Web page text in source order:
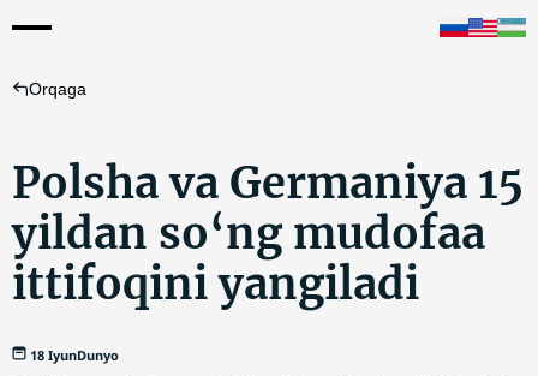
Orqaga
Polsha va Germaniya 15
yildan so‘ng mudofaa
ittifoqini yangiladi
18 IyunDunyo